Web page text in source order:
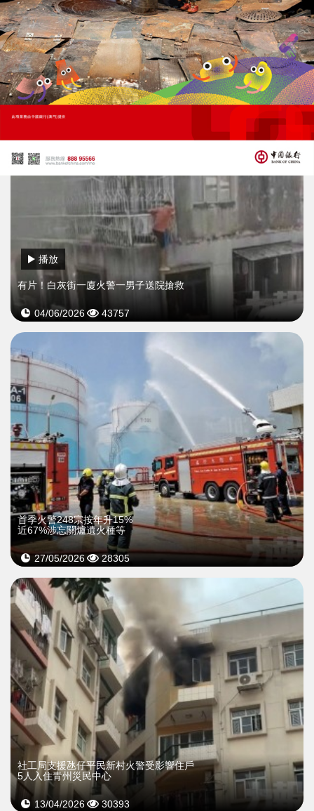
新馬路文物建築清晨火警
交通一度受阻下午已解封
24/06/2026 31421
​有片！白灰街一廈火警一男子送院搶救
播放
04/06/2026 43757
首季火警248宗按年升15%
近67%涉忘關爐遺火種等
27/05/2026 28305
社工局支援氹仔平民新村火警受影響住戶
5人入住青州災民中心
13/04/2026 30393